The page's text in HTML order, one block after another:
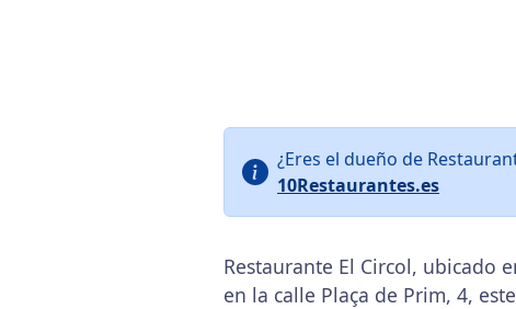
¿Eres el dueño de
10Restaurantes.es
Restaurante El Circol, ubicado
en la calle Plaça de Prim, 4,